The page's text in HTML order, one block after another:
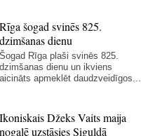
Rīga šogad svinēs 825.
dzimšanas dienu
Šogad Rīga plaši svinēs 825.
dzimšanas dienu un ikviens
aicināts apmeklēt daudzveidīgos...
Ikoniskais Džeks Vaits maija
nogalē uzstāsies Siguldā